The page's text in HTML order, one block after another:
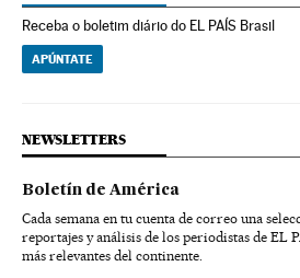
Receba o boletim diário do EL PAÍS Brasil
APÚNTATE
NEWSLETTERS
Boletín de América
Cada semana en tu cuenta de correo una
reportajes y análisis de los periodistas de EL
más relevantes del continente.